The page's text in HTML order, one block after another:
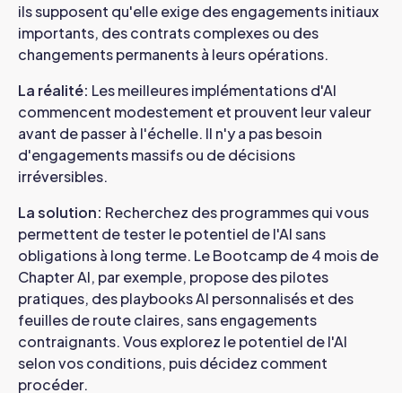
ils supposent qu'elle exige des engagements initiaux
importants, des contrats complexes ou des
changements permanents à leurs opérations.
La réalité: Les meilleures implémentations d'AI
commencent modestement et prouvent leur valeur
avant de passer à l'échelle. Il n'y a pas besoin
d'engagements massifs ou de décisions
irréversibles.
La solution: Recherchez des programmes qui vous
permettent de tester le potentiel de l'AI sans
obligations à long terme. Le Bootcamp de 4 mois de
Chapter AI, par exemple, propose des pilotes
pratiques, des playbooks AI personnalisés et des
feuilles de route claires, sans engagements
contraignants. Vous explorez le potentiel de l'AI
selon vos conditions, puis décidez comment
procéder.